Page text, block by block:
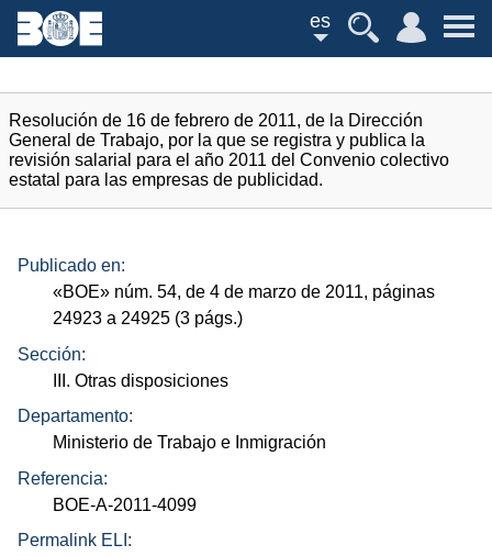
es
Resolución de 16 de febrero de 2011, de la Dirección
General de Trabajo, por la que se registra y publica la
revisión salarial para el año 2011 del Convenio colectivo
estatal para las empresas de publicidad.
Publicado en:
«BOE» núm. 54, de 4 de marzo de 2011, páginas
24923 a 24925 (3 págs.)
Sección:
III. Otras disposiciones
Departamento:
Ministerio de Trabajo e Inmigración
Referencia:
BOE-A-2011-4099
Permalink ELI: